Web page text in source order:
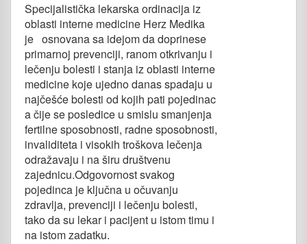
Specijalistička lekarska ordinacija iz
oblasti interne medicine Herz Medika
je osnovana sa idejom da doprinese
primarnoj prevenciji, ranom otkrivanju i
lečenju bolesti i stanja iz oblasti interne
medicine koje ujedno danas spadaju u
najčešće bolesti od kojih pati pojedinac
a čije se posledice u smislu smanjenja
fertilne sposobnosti, radne sposobnosti,
invaliditeta i visokih troškova lečenja
odražavaju i na širu društvenu
zajednicu.Odgovornost svakog
pojedinca je ključna u očuvanju
zdravlja, prevenciji i lečenju bolesti,
tako da su lekar i pacijent u istom timu i
na istom zadatku.